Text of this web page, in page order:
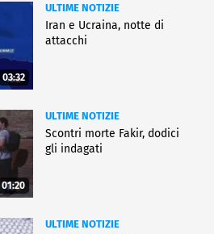
03:32
ULTIME NOTIZIE
Iran e Ucraina, notte di
attacchi
01:20
ULTIME NOTIZIE
Scontri morte Fakir, dodici
gli indagati
ULTIME NOTIZIE